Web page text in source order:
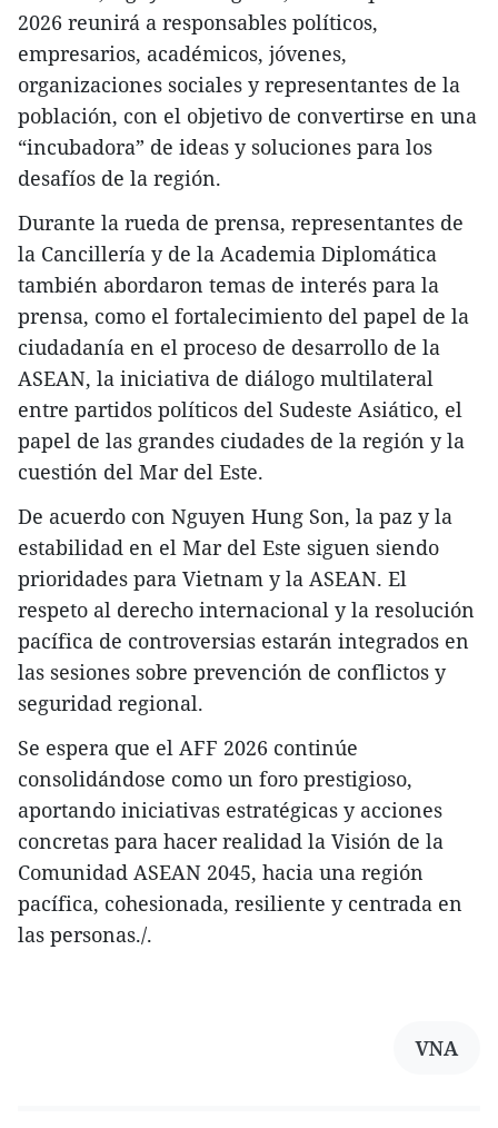
2026 reunirá a responsables políticos,
empresarios, académicos, jóvenes,
organizaciones sociales y representantes de la
población, con el objetivo de convertirse en una
“incubadora” de ideas y soluciones para los
desafíos de la región.
Durante la rueda de prensa, representantes de
la Cancillería y de la Academia Diplomática
también abordaron temas de interés para la
prensa, como el fortalecimiento del papel de la
ciudadanía en el proceso de desarrollo de la
ASEAN, la iniciativa de diálogo multilateral
entre partidos políticos del Sudeste Asiático, el
papel de las grandes ciudades de la región y la
cuestión del Mar del Este.
De acuerdo con Nguyen Hung Son, la paz y la
estabilidad en el Mar del Este siguen siendo
prioridades para Vietnam y la ASEAN. El
respeto al derecho internacional y la resolución
pacífica de controversias estarán integrados en
las sesiones sobre prevención de conflictos y
seguridad regional.
Se espera que el AFF 2026 continúe
consolidándose como un foro prestigioso,
aportando iniciativas estratégicas y acciones
concretas para hacer realidad la Visión de la
Comunidad ASEAN 2045, hacia una región
pacífica, cohesionada, resiliente y centrada en
las personas./.
VNA